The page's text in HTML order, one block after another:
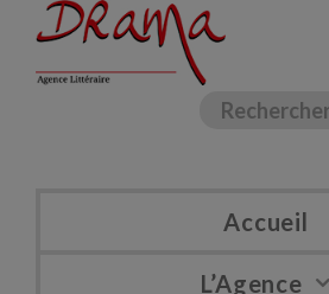
Accueil
L’Agence